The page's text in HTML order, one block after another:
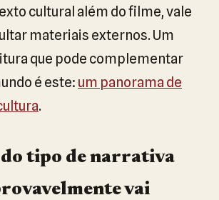
cultural além do filme, vale
materiais externos. Um
que pode complementar
é este: um panorama de
.
do tipo de narrativa
vai